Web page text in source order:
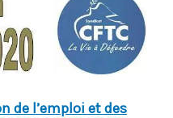
de l’emploi et des